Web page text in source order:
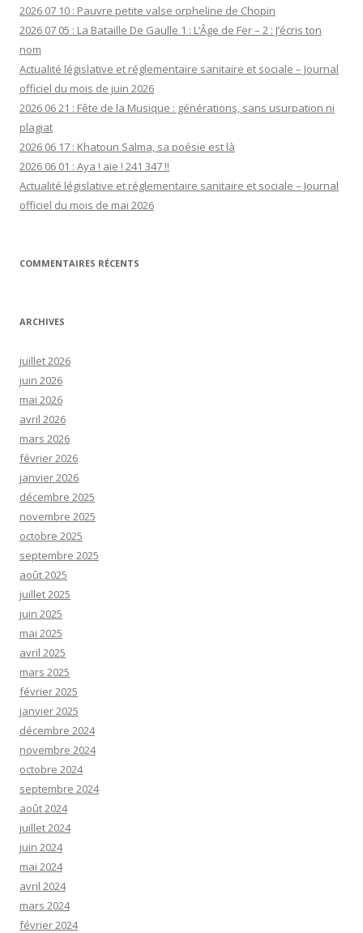
2026 07 10 : Pauvre petite valse orpheline de Chopin
2026 07 05 : La Bataille De Gaulle 1 : L’Âge de Fer – 2 : J’écris ton
nom
Actualité législative et réglementaire sanitaire et sociale – Journal
officiel du mois de juin 2026
2026 06 21 : Fête de la Musique : générations, sans usurpation ni
plagiat
2026 06 17 : Khatoun Salma, sa poésie est là
2026 06 01 : Aya ! aïe ! 241 347 !!
Actualité législative et réglementaire sanitaire et sociale – Journal
officiel du mois de mai 2026
COMMENTAIRES RÉCENTS
ARCHIVES
juillet 2026
juin 2026
mai 2026
avril 2026
mars 2026
février 2026
janvier 2026
décembre 2025
novembre 2025
octobre 2025
septembre 2025
août 2025
juillet 2025
juin 2025
mai 2025
avril 2025
mars 2025
février 2025
janvier 2025
décembre 2024
novembre 2024
octobre 2024
septembre 2024
août 2024
juillet 2024
juin 2024
mai 2024
avril 2024
mars 2024
février 2024